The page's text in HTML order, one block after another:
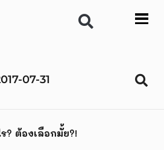
07-31
? ต้องเลือกมั้ย?!